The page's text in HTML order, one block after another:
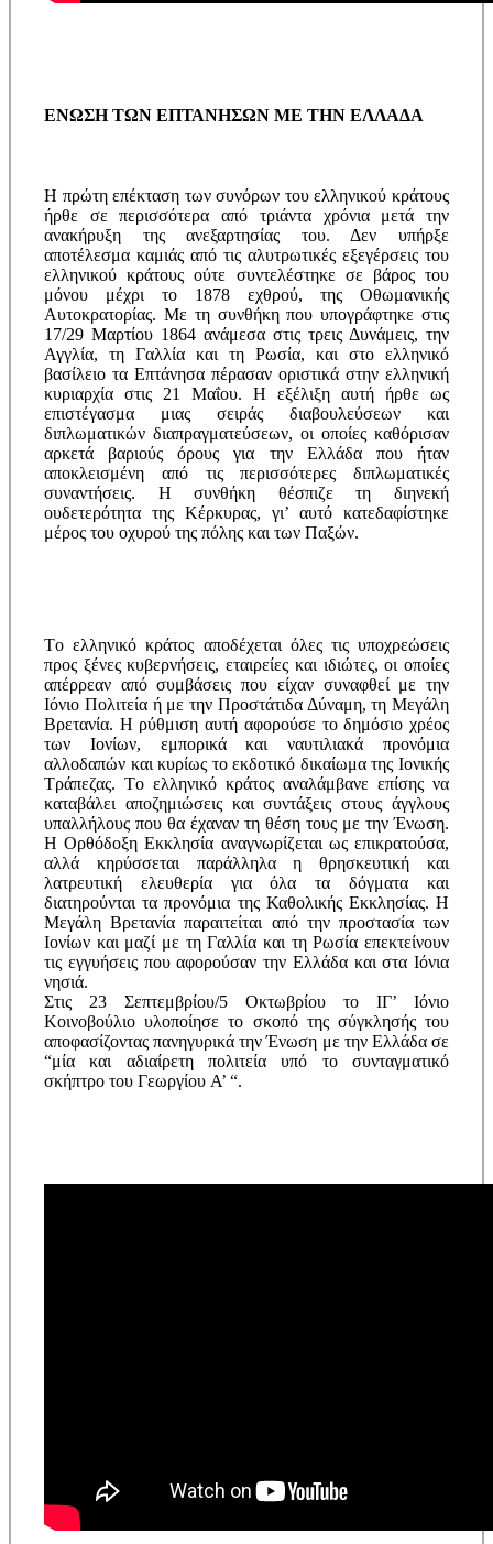
ΕΝΩΣΗ ΤΩΝ ΕΠΤΑΝΗΣΩΝ ΜΕ ΤΗΝ ΕΛΛΑΔΑ
Η πρώτη επέκταση των συνόρων του ελληνικού κράτους
ήρθε σε περισσότερα από τριάντα χρόνια μετά την
ανακήρυξη της ανεξαρτησίας του. Δεν υπήρξε
αποτέλεσμα καμιάς από τις αλυτρωτικές εξεγέρσεις του
ελληνικού κράτους ούτε συντελέστηκε σε βάρος του
μόνου μέχρι το 1878 εχθρού, της Οθωμανικής
Αυτοκρατορίας. Με τη συνθήκη που υπογράφτηκε στις
17/29 Μαρτίου 1864 ανάμεσα στις τρεις Δυνάμεις, την
Αγγλία, τη Γαλλία και τη Ρωσία, και στο ελληνικό
βασίλειο τα Επτάνησα πέρασαν οριστικά στην ελληνική
κυριαρχία στις 21 Μαΐου. H εξέλιξη αυτή ήρθε ως
επιστέγασμα μιας σειράς διαβουλεύσεων και
διπλωματικών διαπραγματεύσεων, οι οποίες καθόρισαν
αρκετά βαριούς όρους για την Eλλάδα που ήταν
αποκλεισμένη από τις περισσότερες διπλωματικές
συναντήσεις. H συνθήκη θέσπιζε τη διηνεκή
ουδετερότητα της Kέρκυρας, γι’ αυτό κατεδαφίστηκε
μέρος του οχυρού της πόλης και των Παξών.
Tο ελληνικό κράτος αποδέχεται όλες τις υποχρεώσεις
προς ξένες κυβερνήσεις, εταιρείες και ιδιώτες, οι οποίες
απέρρεαν από συμβάσεις που είχαν συναφθεί με την
Iόνιο Πολιτεία ή με την Προστάτιδα Δύναμη, τη Μεγάλη
Bρετανία. H ρύθμιση αυτή αφορούσε το δημόσιο χρέος
των Iονίων, εμπορικά και ναυτιλιακά προνόμια
αλλοδαπών και κυρίως το εκδοτικό δικαίωμα της Iονικής
Τράπεζας. Tο ελληνικό κράτος αναλάμβανε επίσης να
καταβάλει αποζημιώσεις και συντάξεις στους άγγλους
υπαλλήλους που θα έχαναν τη θέση τους με την Ένωση.
H Oρθόδοξη Εκκλησία αναγνωρίζεται ως επικρατούσα,
αλλά κηρύσσεται παράλληλα η θρησκευτική και
λατρευτική ελευθερία για όλα τα δόγματα και
διατηρούνται τα προνόμια της Καθολικής Eκκλησίας. H
Mεγάλη Bρετανία παραιτείται από την προστασία των
Iονίων και μαζί με τη Γαλλία και τη Pωσία επεκτείνουν
τις εγγυήσεις που αφορούσαν την Eλλάδα και στα Iόνια
νησιά.
Στις 23 Σεπτεμβρίου/5 Oκτωβρίου το IΓ’ Iόνιο
Kοινοβούλιο υλοποίησε το σκοπό της σύγκλησής του
αποφασίζοντας πανηγυρικά την Ένωση με την Eλλάδα σε
“μία και αδιαίρετη πολιτεία υπό το συνταγματικό
σκήπτρο του Γεωργίου A’ “.